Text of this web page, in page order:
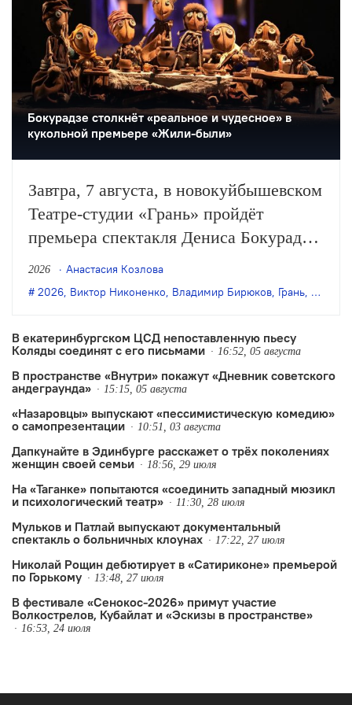
Бокурадзе столкнëт «реальное и чудесное» в
кукольной премьере «Жили-были»
Завтра, 7 августа, в новокуйбышевском
Театре-студии «Грань» пройдёт
премьера спектакля Дениса Бокурадзе
«Жили-были» по пьесе Владимира
Бирюкова.
2026
Анастасия Козлова
2026 Виктор Никоненко Владимир Бирюков Грань Денис
В екатеринбургском ЦСД непоставленную пьесу
Коляды соединят с его письмами
16:52, 05 августа
В пространстве «Внутри» покажут «Дневник советского
андеграунда»
15:15, 05 августа
«Назаровцы» выпускают «пессимистическую комедию»
о самопрезентации
10:51, 03 августа
Дапкунайте в Эдинбурге расскажет о трёх поколениях
женщин своей семьи
18:56, 29 июля
На «Таганке» попытаются «соединить западный мюзикл
и психологический театр»
11:30, 28 июля
Мульков и Патлай выпускают документальный
спектакль о больничных клоунах
17:22, 27 июля
Николай Рощин дебютирует в «Сатириконе» премьерой
по Горькому
13:48, 27 июля
В фестивале «Сенокос-2026» примут участие
Волкострелов, Кубайлат и «Эскизы в пространстве»
16:53, 24 июля